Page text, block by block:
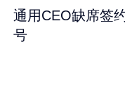
通用CEO缺席签
号